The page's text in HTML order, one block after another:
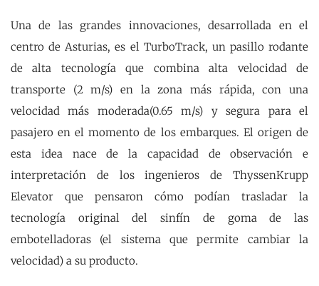
Una de las grandes innovaciones, desarrollada en el
centro de Asturias, es el TurboTrack, un pasillo rodante
de alta tecnología que combina alta velocidad de
transporte (2 m/s) en la zona más rápida, con una
velocidad más moderada(0.65 m/s) y segura para el
pasajero en el momento de los embarques. El origen de
esta idea nace de la capacidad de observación e
interpretación de los ingenieros de ThyssenKrupp
Elevator que pensaron cómo podían trasladar la
tecnología original del sinfín de goma de las
embotelladoras (el sistema que permite cambiar la
velocidad) a su producto.